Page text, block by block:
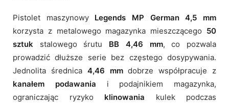
Pistolet maszynowy Legends MP German 4,5 mm
korzysta z metalowego magazynka mieszczącego 50
sztuk stalowego śrutu BB 4,46 mm, co pozwala
prowadzić dłuższe serie bez częstego dosypywania.
Jednolita średnica 4,46 mmdobrze współpracuje z
kanałem podawania i podajnikiem magazynka,
ograniczając ryzyko klinowania kulek podczas